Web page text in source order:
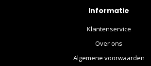
Moviestore.nl Echter die
ook niet meer leverbaar. Ik
heb mijn geld teruggestort
gekregen.
Informatie
Klantenservice
Over ons
Algemene voorwaarden